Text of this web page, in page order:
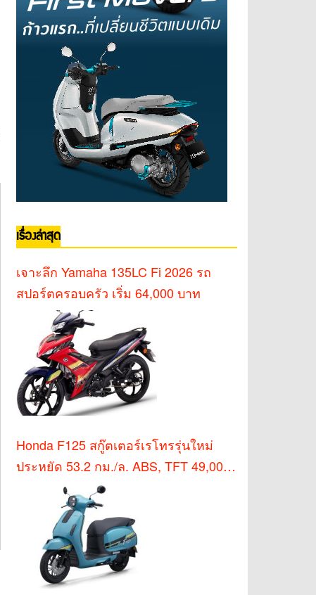
เรื่องล่าสุด
เจาะลึก Yamaha 135LC Fi 2026 รถ
สปอร์ตครอบครัว เริ่ม 64,000 บาท
Honda F125 สกู๊ตเตอร์เรโทรรุ่นใหม่
ประหยัด 53.2 กม./ล. ABS, TFT 49,000